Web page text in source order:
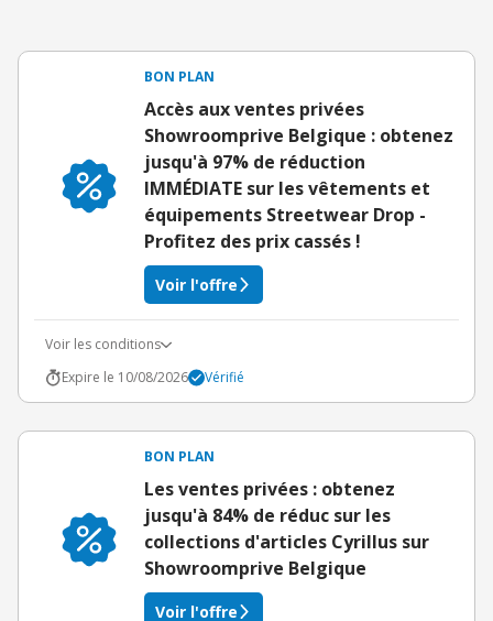
BON PLAN
Accès aux ventes privées
Showroomprive Belgique : obtenez
jusqu'à 97% de réduction
IMMÉDIATE sur les vêtements et
équipements Streetwear Drop -
Profitez des prix cassés !
Voir l'offre
Voir les conditions
Expire le 10/08/2026
Vérifié
BON PLAN
Les ventes privées : obtenez
jusqu'à 84% de réduc sur les
collections d'articles Cyrillus sur
Showroomprive Belgique
Voir l'offre